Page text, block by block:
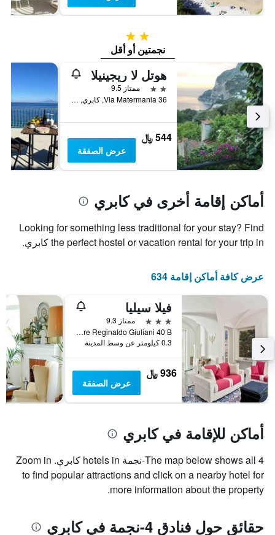
2 نجمتين
نجمتين أو أقل
هوتل لا ريجينيلا
2 نجمتين
ممتاز 9.5
Via Matermania 36, كابري, مقاطعة نابولي, إيطاليا
544 ﷼
عرض الصفقة
أماكن إقامة أخرى في كابري
Looking for something less traditional for your stay? Find
the perfect hostel or vacation rental for your trip in كابري.
عرض كافة أماكن إقامة 634
فيلا سيليا
3 نجوم
ممتاز 9.3
Via Padre Reginaldo Giuliani 40 B, كابري, مقاطعة نابولي, إيطاليا
0.3 كيلومتر عن وسط المدينة
936 ﷼
عرض الصفقة
أماكن للإقامة في كابري
The map below shows all 4-نجمة hotels in كابري. Zoom in
to find popular attractions and click on a nearby hotel for
more information about the property.
حقائق حول فنادق 4-نجمة في كابري